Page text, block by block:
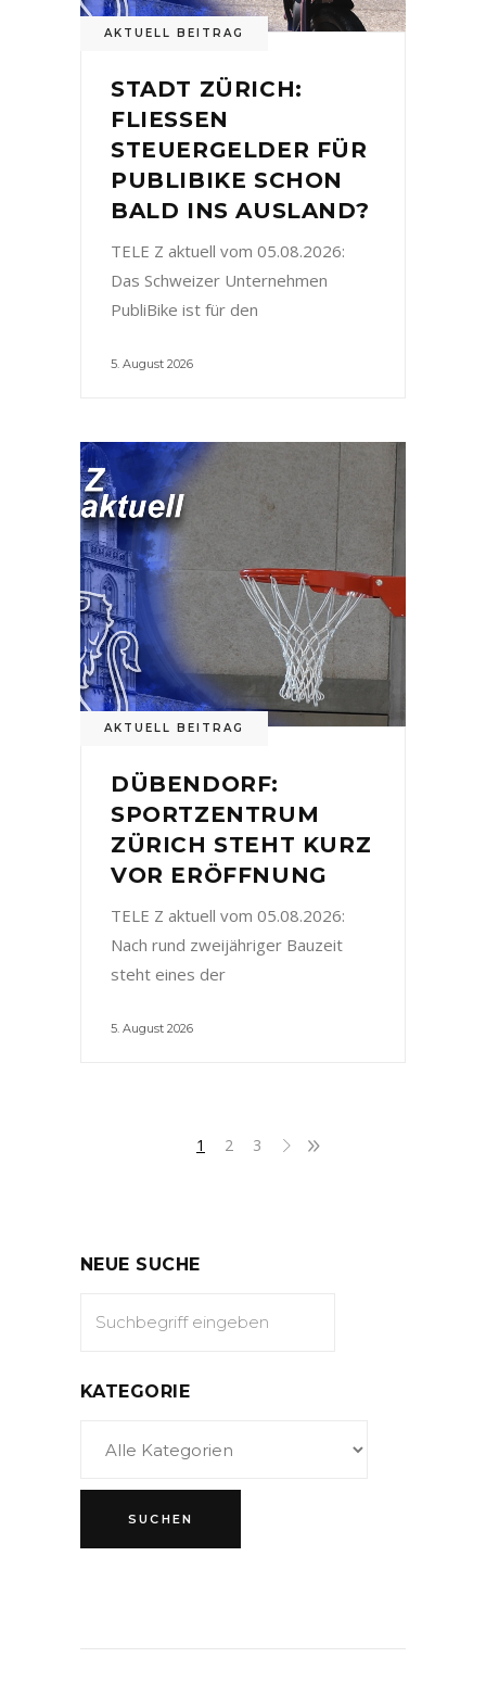
AKTUELL BEITRAG
STADT ZÜRICH:
FLIESSEN
STEUERGELDER FÜR
PUBLIBIKE SCHON
BALD INS AUSLAND?
TELE Z aktuell vom 05.08.2026:
Das Schweizer Unternehmen
PubliBike ist für den
5. August 2026
AKTUELL BEITRAG
DÜBENDORF:
SPORTZENTRUM
ZÜRICH STEHT KURZ
VOR ERÖFFNUNG
TELE Z aktuell vom 05.08.2026:
Nach rund zweijähriger Bauzeit
steht eines der
5. August 2026
1 2 3
NEUE SUCHE
KATEGORIE